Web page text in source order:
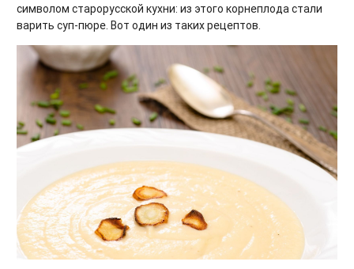
символом старорусской кухни: из этого корнеплода стали
варить суп-пюре. Вот один из таких рецептов.